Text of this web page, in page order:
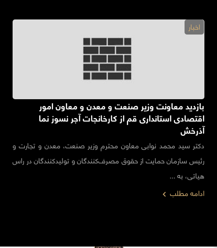
بازدید معاونت وزیر صنعت و معدن و معاون امور
اقتصادی استانداری قم از کارخانجات آجر نسوز نما
آذرخش
دکتر سید محمد نوابی معاون محترم وزیر صنعت، معدن و تجارت و
رئیس سازمان حمایت از حقوق مصرف‌کنندگان و تولیدکنندگان در راس
هیاتی، به ...
اخبار
ادامه مطلب